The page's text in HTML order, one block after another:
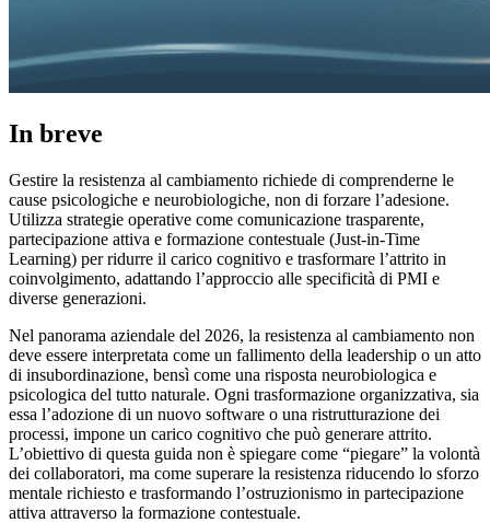
In breve
Gestire la resistenza al cambiamento richiede di comprenderne le
cause psicologiche e neurobiologiche, non di forzare l’adesione.
Utilizza strategie operative come comunicazione trasparente,
partecipazione attiva e formazione contestuale (Just-in-Time
Learning) per ridurre il carico cognitivo e trasformare l’attrito in
coinvolgimento, adattando l’approccio alle specificità di PMI e
diverse generazioni.
Nel panorama aziendale del 2026, la resistenza al cambiamento non
deve essere interpretata come un fallimento della leadership o un atto
di insubordinazione, bensì come una risposta neurobiologica e
psicologica del tutto naturale. Ogni trasformazione organizzativa, sia
essa l’adozione di un nuovo software o una ristrutturazione dei
processi, impone un carico cognitivo che può generare attrito.
L’obiettivo di questa guida non è spiegare come “piegare” la volontà
dei collaboratori, ma come superare la resistenza riducendo lo sforzo
mentale richiesto e trasformando l’ostruzionismo in partecipazione
attiva attraverso la formazione contestuale.